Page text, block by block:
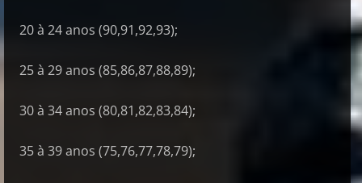
20 à 24 anos (90,91,92,93);
25 à 29 anos (85,86,87,88,89);
30 à 34 anos (80,81,82,83,84);
35 à 39 anos (75,76,77,78,79);